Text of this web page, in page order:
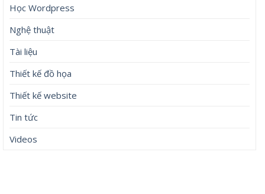
Học Wordpress
Nghệ thuật
Tài liệu
Thiết kế đồ họa
Thiết kế website
Tin tức
Videos